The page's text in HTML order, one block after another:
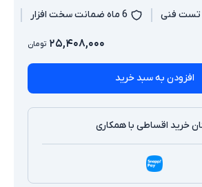
تست فنی 6 ماه ضمانت سخت افزار
۲۵,۴۰۸,۰۰۰ تومان
افزودن به سبد خرید
خرید اقساطی با همکاری